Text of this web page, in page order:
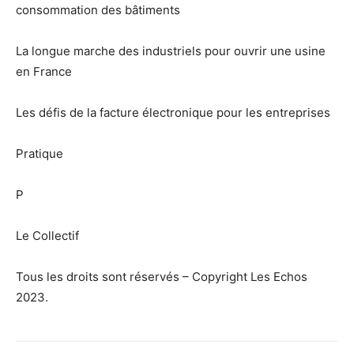
consommation des bâtiments
La longue marche des industriels pour ouvrir une usine
en France
Les défis de la facture électronique pour les entreprises
Pratique
P
Le Collectif
Tous les droits sont réservés – Copyright Les Echos
2023.